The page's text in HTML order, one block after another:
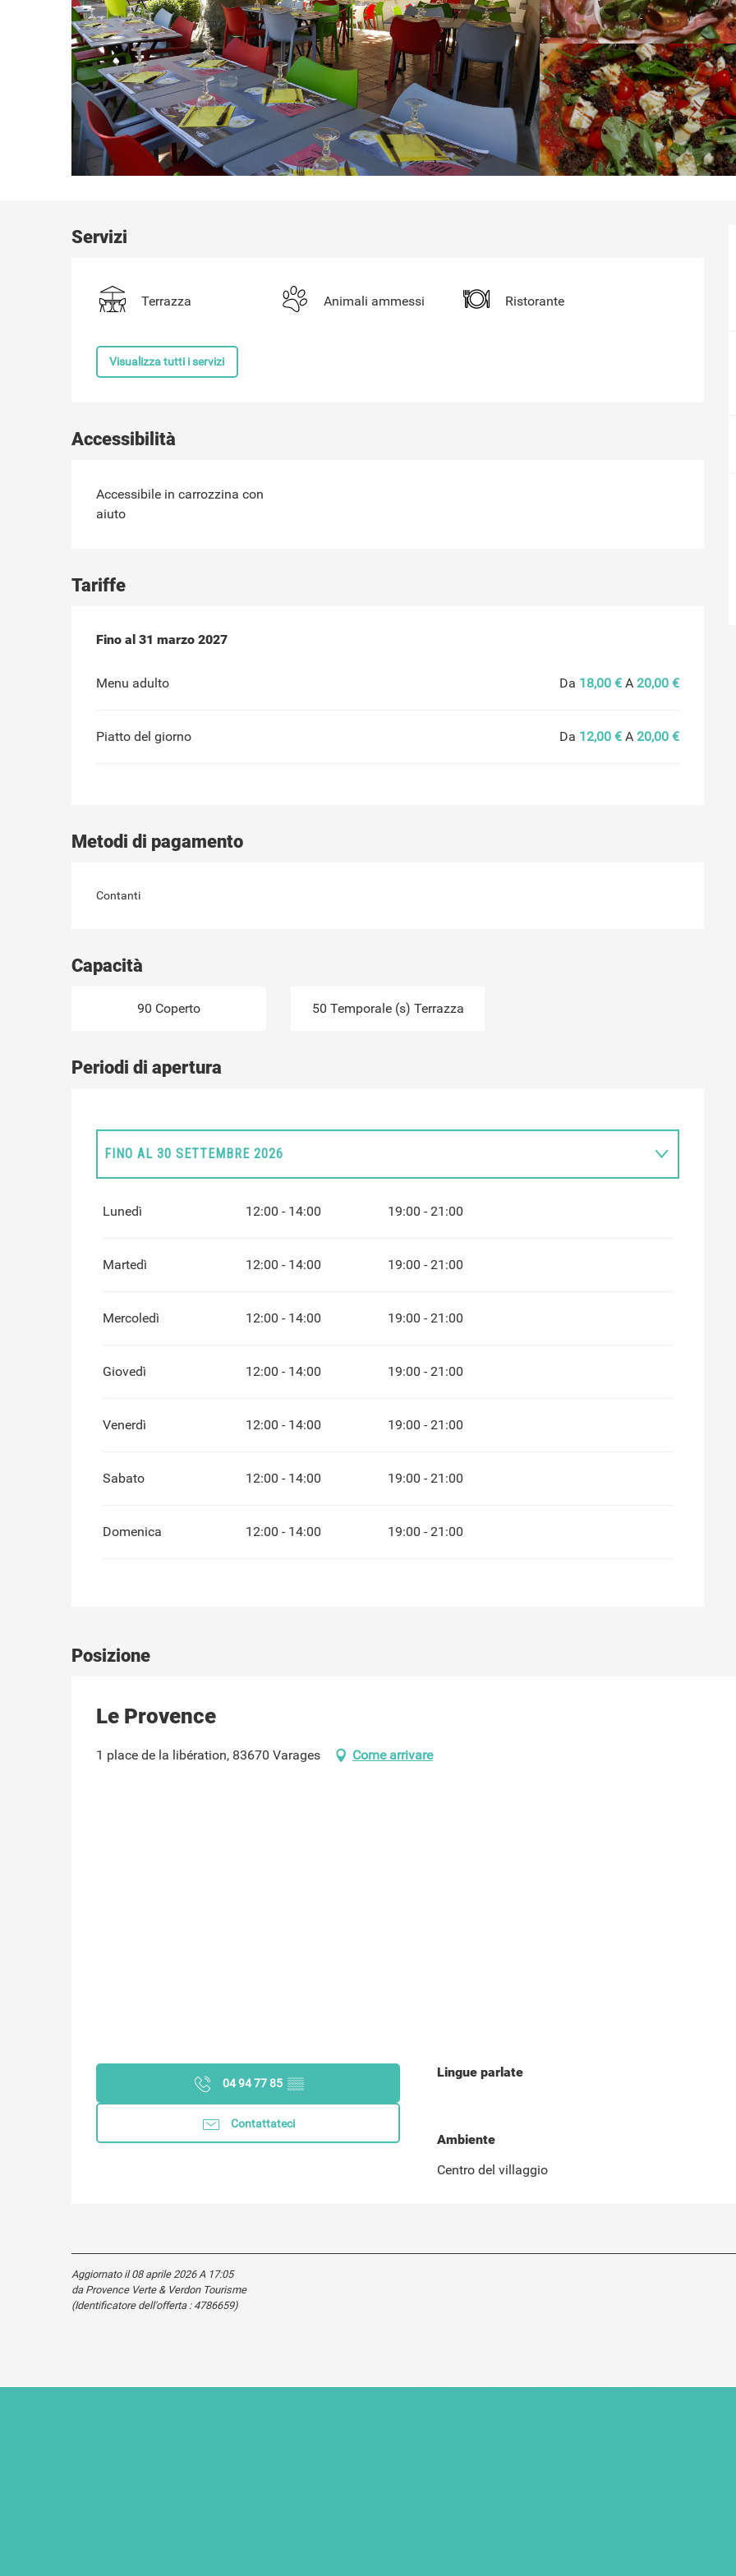
Servizi
Terrazza Animali ammessi Ristorante
Visualizza tutti i servizi
Accessibilità
Accessibile in carrozzina con
aiuto
Tariffe
Dal1 aprile 2026al31 marzo 2027
Fino al 31 marzo 2027
Menu adulto Da 18,00 € A20,00 €
Piatto del giorno Da 12,00 € A20,00 €
Metodi di pagamento
Contanti
Capacità
90 Coperto 50 Temporale (s) Terrazza
Periodi di apertura
FINO AL 30 SETTEMBRE 2026
Lunedì 12:00 - 14:00 19:00 - 21:00
Martedì 12:00 - 14:00 19:00 - 21:00
Mercoledì 12:00 - 14:00 19:00 - 21:00
Giovedì 12:00 - 14:00 19:00 - 21:00
Venerdì 12:00 - 14:00 19:00 - 21:00
Sabato 12:00 - 14:00 19:00 - 21:00
Domenica 12:00 - 14:00 19:00 - 21:00
Posizione
Le Provence
1 place de la libération, 83670 Varages Come arrivare
04 94 77 85 ▒▒
Contattateci
Lingue parlate
Lingue parlate
Ambiente
Ambiente
Centro del villaggio
Aggiornato il 08 aprile 2026 A 17:05
da Provence Verte & Verdon Tourisme
(Identificatore dell'offerta : 4786659)